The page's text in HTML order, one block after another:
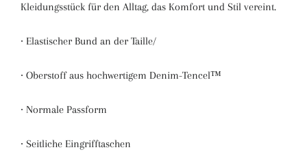
Kleidungsstück für den Alltag, das Komfort und Stil vereint.
∙ Elastischer Bund an der Taille/
∙ Oberstoff aus hochwertigem Denim-Tencel™
∙ Normale Passform
∙ Seitliche Eingrifftaschen